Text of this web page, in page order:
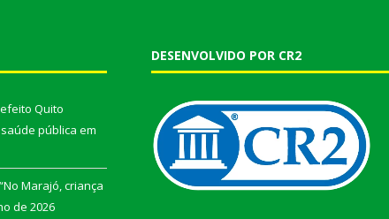
Quito
pública em
“No Marajó, criança
de 2026
DESENVOLVIDO POR CR2